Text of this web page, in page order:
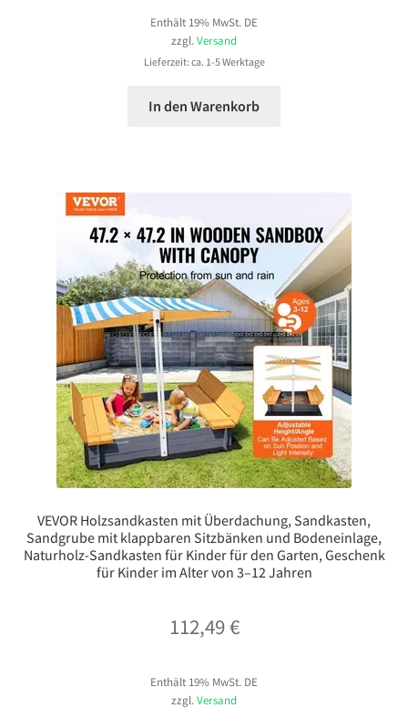
Enthält 19% MwSt. DE
zzgl.Versand
Lieferzeit: ca. 1-5 Werktage
In den Warenkorb
VEVOR Holzsandkasten mit Überdachung, Sandkasten,
Sandgrube mit klappbaren Sitzbänken und Bodeneinlage,
Naturholz-Sandkasten für Kinder für den Garten, Geschenk
für Kinder im Alter von 3–12 Jahren
112,49€
Enthält 19% MwSt. DE
zzgl. Versand